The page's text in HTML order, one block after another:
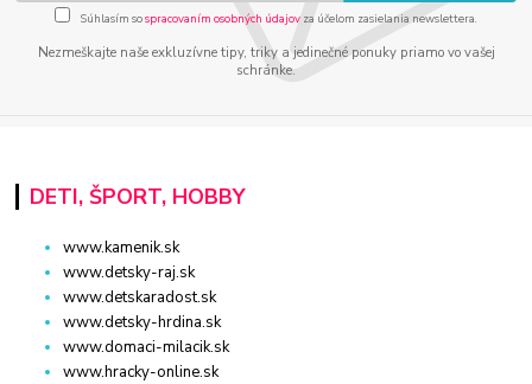
Súhlasím sospracovaním osobných údajov za účelom zasielania newslettera.
Nezmeškajte naše exkluzívne tipy, triky a jedinečné ponuky priamo vo vašej
schránke.
DETI, ŠPORT, HOBBY
www.kamenik.sk
www.detsky-raj.sk
www.detskaradost.sk
www.detsky-hrdina.sk
www.domaci-milacik.sk
www.hracky-online.sk